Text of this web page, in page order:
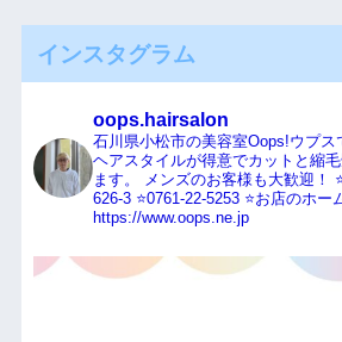
インスタグラム
oops.hairsalon
石川県小松市の美容室Oops!ウプス
ヘアスタイルが得意でカットと縮
ます。
メンズのお客様も大歓迎！
626-3⭐️0761-22-5253⭐️お店のホー
https://www.oops.ne.jp